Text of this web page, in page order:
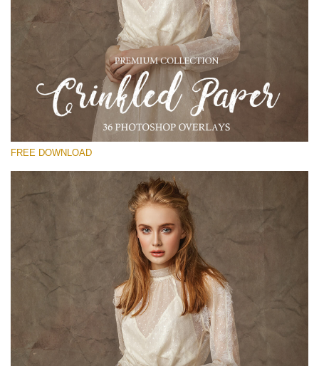
Por favor seleccione
Free Photoshop Overlay
Small 800*533px
Сrinkled Paper
(36 Overlays)
Entire Collection
Large 6000*4000px
Descarga gratis
FREE DOWNLOAD